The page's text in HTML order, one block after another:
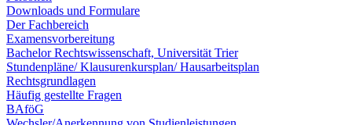
Downloads und Formulare
Der Fachbereich
Examensvorbereitung
Bachelor Rechtswissenschaft, Universität Trier
Stundenpläne/ Klausurenkursplan/ Hausarbeitsplan
Rechtsgrundlagen
Häufig gestellte Fragen
BAföG